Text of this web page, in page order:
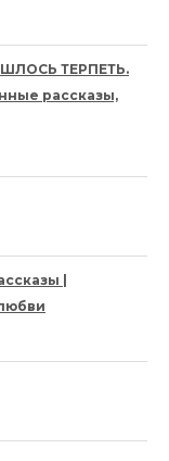
ТЕРПЕТЬ.
рассказы,
|